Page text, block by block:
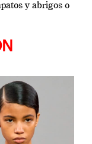
y abrigos o